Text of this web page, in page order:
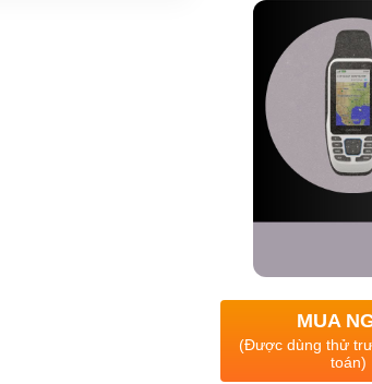
MUA
(Được dùng thử
toán)
XEM CHI TIẾT